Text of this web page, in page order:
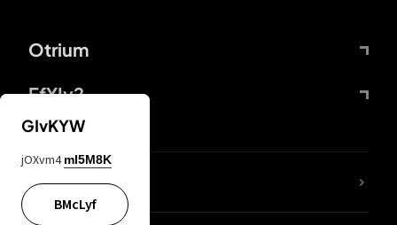
Otrium
FfYIy2
Lj7sBL
GIvKYW
jOXvm4 mI5M8K
BMcLyf